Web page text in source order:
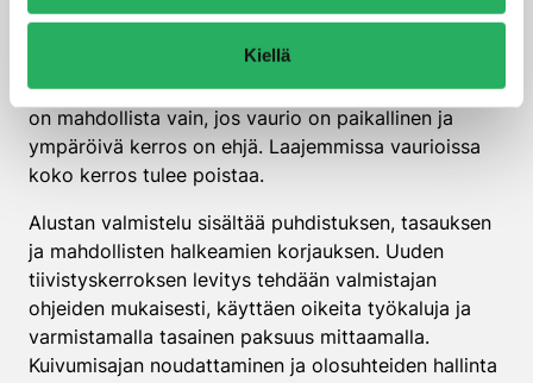
Kiellä
ja oikeiden materiaalien valintaa.
Ensimmäisessä vaiheessa arvioidaan vaurion laajuus
ja määritetään korjausmenetelmä. Osittainen korjaus
on mahdollista vain, jos vaurio on paikallinen ja
ympäröivä kerros on ehjä. Laajemmissa vaurioissa
koko kerros tulee poistaa.
Alustan valmistelu sisältää puhdistuksen, tasauksen
ja mahdollisten halkeamien korjauksen. Uuden
tiivistyskerroksen levitys tehdään valmistajan
ohjeiden mukaisesti, käyttäen oikeita työkaluja ja
varmistamalla tasainen paksuus mittaamalla.
Kuivumisajan noudattaminen ja olosuhteiden hallinta